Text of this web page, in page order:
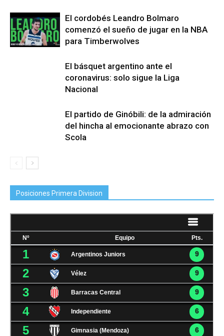
El cordobés Leandro Bolmaro
comenzó el sueño de jugar en la NBA
para Timberwolves
El básquet argentino ante el
coronavirus: solo sigue la Liga
Nacional
El partido de Ginóbili: de la admiración
del hincha al emocionante abrazo con
Scola
Posiciones Primera Division